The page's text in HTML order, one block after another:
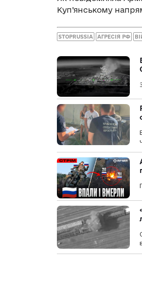
Куп’янському
STOPRUSSIA АГРЕСІЯ РФ